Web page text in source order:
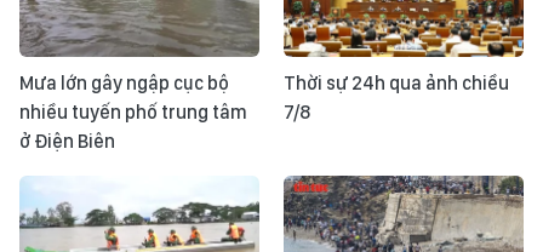
Mưa lớn gây ngập cục bộ
nhiều tuyến phố trung tâm
ở Điện Biên
Thời sự 24h qua ảnh chiều
7/8